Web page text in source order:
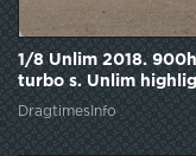
1/8 Unlim 2018.
turbo s. Unlim
DragtimesInfo